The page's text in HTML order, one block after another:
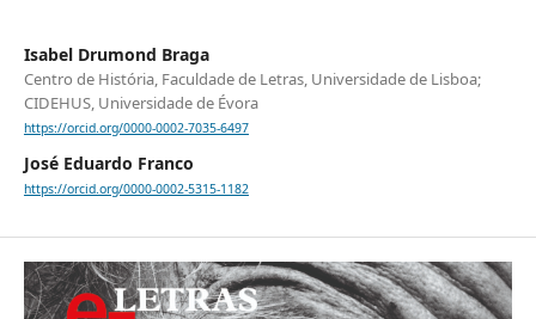
Isabel Drumond Braga
Centro de História, Faculdade de Letras, Universidade de Lisboa;
CIDEHUS, Universidade de Évora
https://orcid.org/0000-0002-7035-6497
José Eduardo Franco
https://orcid.org/0000-0002-5315-1182